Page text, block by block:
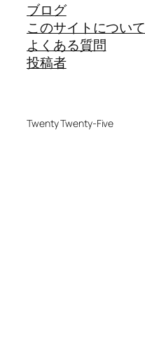
ブログ
このサイトについて
よくある質問
投稿者
Twenty Twenty-Five